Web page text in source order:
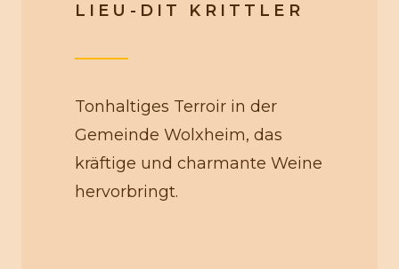
LIEU-DIT KRITTLER
Tonhaltiges Terroir in der
Gemeinde Wolxheim, das
kräftige und charmante Weine
hervorbringt.